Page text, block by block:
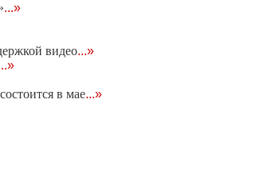
...»
видео...»
в мае...»